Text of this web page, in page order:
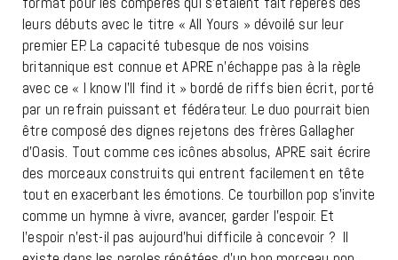
leurs débuts avec le titre « All Yours » dévoilé sur leur
premier EP. La capacité tubesque de nos voisins
britannique est connue et APRE n’échappe pas à la règle
avec ce « I know I’ll find it » bordé de riffs bien écrit, porté
par un refrain puissant et fédérateur. Le duo pourrait bien
être composé des dignes rejetons des frères Gallagher
d’Oasis. Tout comme ces icônes absolus, APRE sait écrire
des morceaux construits qui entrent facilement en tête
tout en exacerbant les émotions. Ce tourbillon pop s’invite
comme un hymne à vivre, avancer, garder l’espoir. Et
l’espoir n’est-il pas aujourd’hui difficile à concevoir ? Il